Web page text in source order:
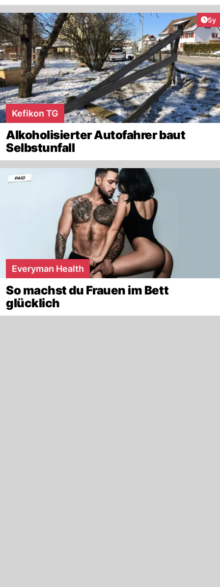
5y
Kefikon TG
Alkoholisierter Autofahrer baut
Selbstunfall
Everyman Health
So machst du Frauen im Bett
glücklich